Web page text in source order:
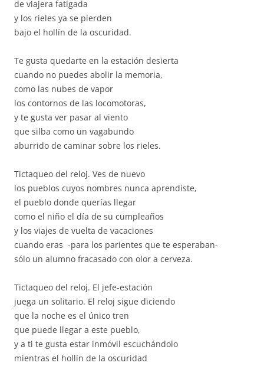
de viajera fatigada
y los rieles ya se pierden
bajo el hollín de la oscuridad.
Te gusta quedarte en la estación desierta
cuando no puedes abolir la memoria,
como las nubes de vapor
los contornos de las locomotoras,
y te gusta ver pasar al viento
que silba como un vagabundo
aburrido de caminar sobre los rieles.
Tictaqueo del reloj. Ves de nuevo
los pueblos cuyos nombres nunca aprendiste,
el pueblo donde querías llegar
como el niño el día de su cumpleaños
y los viajes de vuelta de vacaciones
cuando eras -para los parientes que te esperaban-
sólo un alumno fracasado con olor a cerveza.
Tictaqueo del reloj. El jefe-estación
juega un solitario. El reloj sigue diciendo
que la noche es el único tren
que puede llegar a este pueblo,
y a ti te gusta estar inmóvil escuchándolo
mientras el hollín de la oscuridad